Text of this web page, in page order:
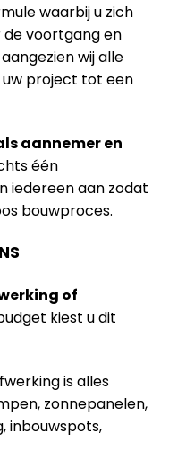
waarbij u zich
voortgang en
wij alle
project tot een
aannemer en
één
iedereen aan zodat
bouwproces.
of
kiest u dit
is alles
zonnepanelen,
inbouwspots,